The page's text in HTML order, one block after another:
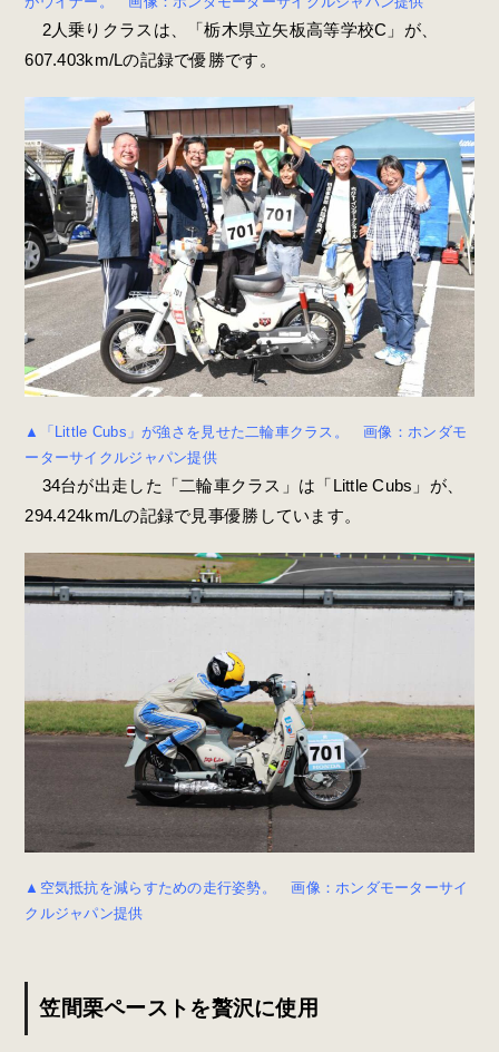
2人乗りクラスは、「栃木県立矢板高等学校C」が、
607.403km/Lの記録で優勝です。
▲「Little Cubs」が強さを見せた二輪車クラス。 画像：ホンダモ
ーターサイクルジャパン提供
34台が出走した「二輪車クラス」は「Little Cubs」が、
294.424km/Lの記録で見事優勝しています。
▲空気抵抗を減らすための走行姿勢。 画像：ホンダモーターサイ
クルジャパン提供
笠間栗ペーストを贅沢に使用